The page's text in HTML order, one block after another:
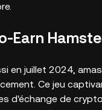
Earn
en juillet 2024,
Ce jeu
d'échange de